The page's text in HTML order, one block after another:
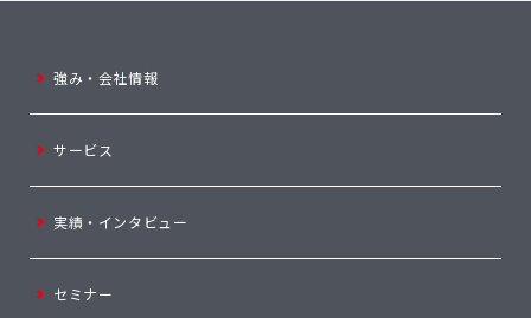
強み・会社情報
サービス
実績・インタビュー
セミナー